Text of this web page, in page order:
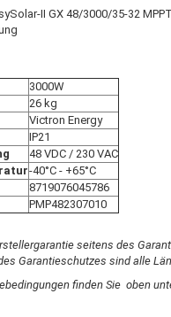
II GX 48/3000/35-32
3000W
26 kg
Victron Energy
IP21
48 VDC / 230 VAC
-40°C - +65°C
8719076045786
PMP482307010
seitens des
Garantieschutzes sind alle
finden Sie oben